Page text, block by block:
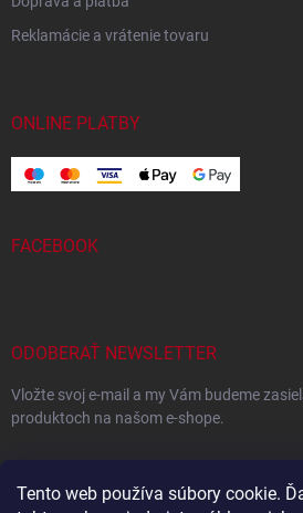
Tento web používa súbory cookie.
Reklamácie a vrátenie tovaru
ONLINE PLATBY
FACEBOOK
ODOBERAŤ NEWSLETTER
Vložte svoj e-mail a my Vám budeme
produktoch na našom e-shope.